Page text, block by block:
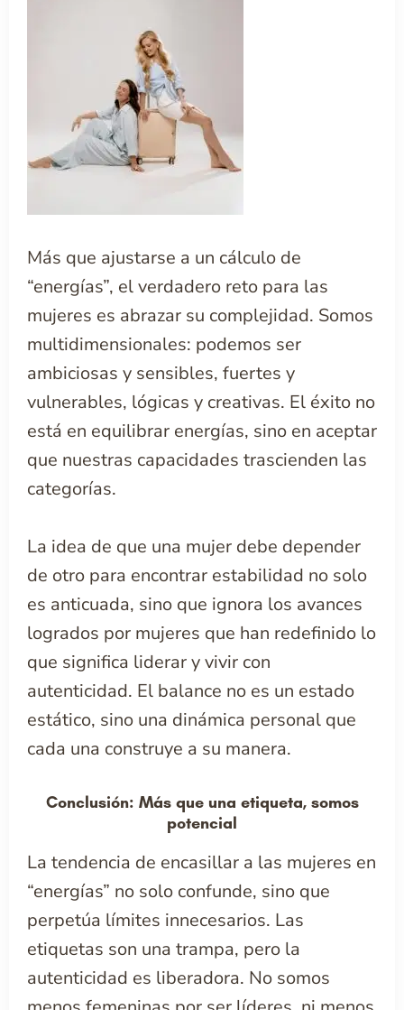
Más que ajustarse a un cálculo de
“energías”, el verdadero reto para las
mujeres es abrazar su complejidad. Somos
multidimensionales: podemos ser
ambiciosas y sensibles, fuertes y
vulnerables, lógicas y creativas. El éxito no
está en equilibrar energías, sino en aceptar
que nuestras capacidades trascienden las
categorías.
La idea de que una mujer debe depender
de otro para encontrar estabilidad no solo
es anticuada, sino que ignora los avances
logrados por mujeres que han redefinido lo
que significa liderar y vivir con
autenticidad. El balance no es un estado
estático, sino una dinámica personal que
cada una construye a su manera.
Conclusión: Más que una etiqueta, somos
potencial
La tendencia de encasillar a las mujeres en
“energías” no solo confunde, sino que
perpetúa límites innecesarios. Las
etiquetas son una trampa, pero la
autenticidad es liberadora. No somos